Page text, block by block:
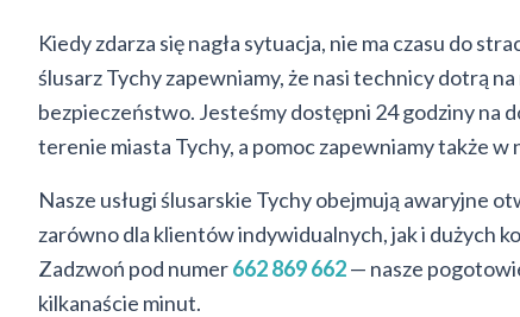
Kiedy zdarza się nagła sytuacja, nie ma czasu do
ślusarz Tychy zapewniamy, że nasi technicy dotrą
bezpieczeństwo. Jesteśmy dostępni 24 godziny na
terenie miasta Tychy, a pomoc zapewniamy także w
Nasze usługi ślusarskie Tychy obejmują awaryjne
zarówno dla klientów indywidualnych, jak i dużych
Zadzwoń pod numer662 869 662— nasze
kilkanaście minut.